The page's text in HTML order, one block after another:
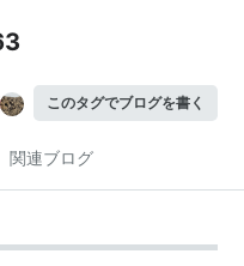
このタグでブログを書く
関連ブログ